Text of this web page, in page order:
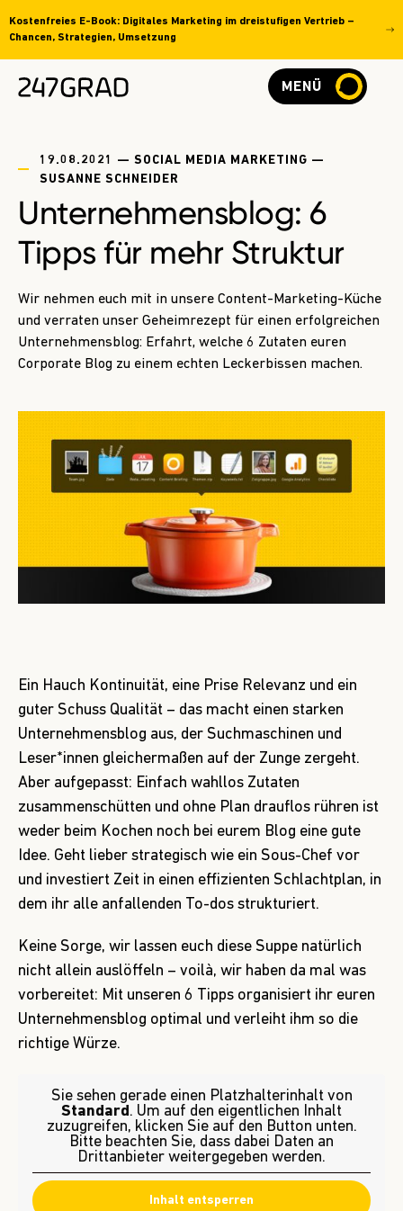
Kostenfreies E-Book: Digitales Marketing im dreistufigen Vertrieb –
Chancen, Strategien, Umsetzung
MENÜ
19.08.2021 — SOCIAL MEDIA MARKETING —
SUSANNE SCHNEIDER
Unternehmensblog: 6
Tipps für mehr Struktur
Wir nehmen euch mit in unsere Content-Marketing-Küche
und verraten unser Geheimrezept für einen erfolgreichen
Unternehmensblog: Erfahrt, welche 6 Zutaten euren
Corporate Blog zu einem echten Leckerbissen machen.
Ein Hauch Kontinuität, eine Prise Relevanz und ein
guter Schuss Qualität – das macht einen starken
Unternehmensblog aus, der Suchmaschinen und
Leser*innen gleichermaßen auf der Zunge zergeht.
Aber aufgepasst: Einfach wahllos Zutaten
zusammenschütten und ohne Plan drauflos rühren ist
weder beim Kochen noch bei eurem Blog eine gute
Idee. Geht lieber strategisch wie ein Sous-Chef vor
und investiert Zeit in einen effizienten Schlachtplan, in
dem ihr alle anfallenden To-dos strukturiert.
Keine Sorge, wir lassen euch diese Suppe natürlich
nicht allein auslöffeln – voilà, wir haben da mal was
vorbereitet: Mit unseren 6 Tipps organisiert ihr euren
Unternehmensblog optimal und verleiht ihm so die
richtige Würze.
Sie sehen gerade einen Platzhalterinhalt von
Standard . Um auf den eigentlichen Inhalt
zuzugreifen, klicken Sie auf den Button unten.
Bitte beachten Sie, dass dabei Daten an
Drittanbieter weitergegeben werden.
Inhalt entsperren